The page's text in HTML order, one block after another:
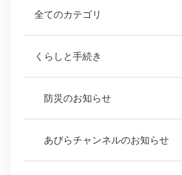
全てのカテゴリ
くらしと手続き
防災のお知らせ
あびらチャンネルのお知らせ